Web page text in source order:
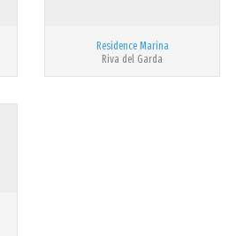
Residence Marina
Riva del Garda